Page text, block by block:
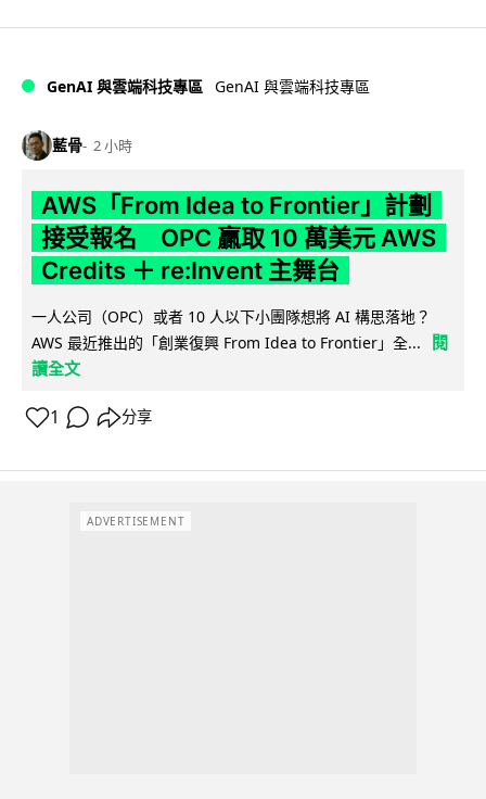
GenAI 與雲端科技專區 GenAI 與雲端科技專區
藍骨 2 小時
AWS「From Idea to Frontier」計劃
接受報名 OPC 贏取 10 萬美元 AWS
Credits ＋ re:Invent 主舞台
一人公司（OPC）或者 10 人以下小團隊想將 AI 構思落地？
AWS 最近推出的「創業復興 From Idea to Frontier」全...
閱
讀全文
1 分享
ADVERTISEMENT